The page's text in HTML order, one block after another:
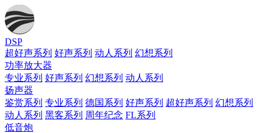
DSP
超好声系列 好声系列 动人系列 幻想系列
功率放大器
专业系列 好声系列 幻想系列 动人系列
扬声器
鉴赏系列 专业系列 德国系列 好声系列 超好声系列 幻想系列
动人系列 黑客系列 周年纪念 FL系列
低音炮